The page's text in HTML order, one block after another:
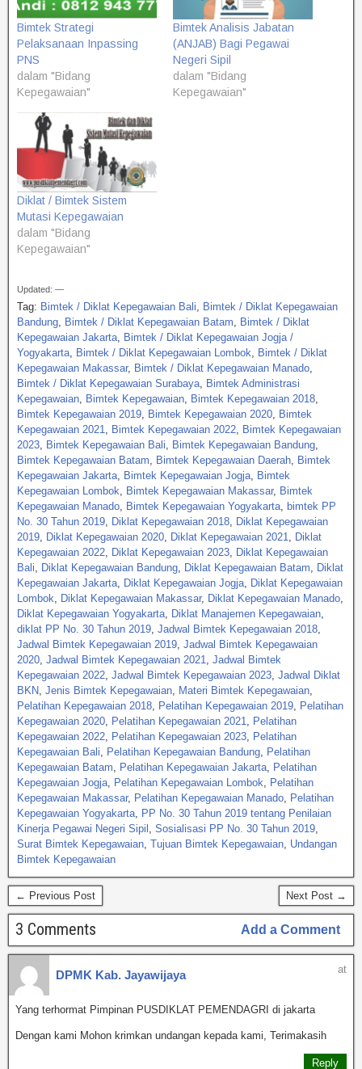
Bimtek Strategi
Pelaksanaan Inpassing
PNS
dalam "Bidang
Kepegawaian"
Bimtek Analisis Jabatan
(ANJAB) Bagi Pegawai
Negeri Sipil
dalam "Bidang
Kepegawaian"
Diklat / Bimtek Sistem
Mutasi Kepegawaian
dalam "Bidang
Kepegawaian"
Updated: —
Tag: Bimtek / Diklat Kepegawaian Bali, Bimtek / Diklat Kepegawaian
Bandung, Bimtek / Diklat Kepegawaian Batam, Bimtek / Diklat
Kepegawaian Jakarta, Bimtek / Diklat Kepegawaian Jogja /
Yogyakarta, Bimtek / Diklat Kepegawaian Lombok, Bimtek / Diklat
Kepegawaian Makassar, Bimtek / Diklat Kepegawaian Manado,
Bimtek / Diklat Kepegawaian Surabaya, Bimtek Administrasi
Kepegawaian, Bimtek Kepegawaian, Bimtek Kepegawaian 2018,
Bimtek Kepegawaian 2019, Bimtek Kepegawaian 2020, Bimtek
Kepegawaian 2021, Bimtek Kepegawaian 2022, Bimtek Kepegawaian
2023, Bimtek Kepegawaian Bali, Bimtek Kepegawaian Bandung,
Bimtek Kepegawaian Batam, Bimtek Kepegawaian Daerah, Bimtek
Kepegawaian Jakarta, Bimtek Kepegawaian Jogja, Bimtek
Kepegawaian Lombok, Bimtek Kepegawaian Makassar, Bimtek
Kepegawaian Manado, Bimtek Kepegawaian Yogyakarta, bimtek PP
No. 30 Tahun 2019, Diklat Kepegawaian 2018, Diklat Kepegawaian
2019, Diklat Kepegawaian 2020, Diklat Kepegawaian 2021, Diklat
Kepegawaian 2022, Diklat Kepegawaian 2023, Diklat Kepegawaian
Bali, Diklat Kepegawaian Bandung, Diklat Kepegawaian Batam, Diklat
Kepegawaian Jakarta, Diklat Kepegawaian Jogja, Diklat Kepegawaian
Lombok, Diklat Kepegawaian Makassar, Diklat Kepegawaian Manado,
Diklat Kepegawaian Yogyakarta, Diklat Manajemen Kepegawaian,
diklat PP No. 30 Tahun 2019, Jadwal Bimtek Kepegawaian 2018,
Jadwal Bimtek Kepegawaian 2019, Jadwal Bimtek Kepegawaian
2020, Jadwal Bimtek Kepegawaian 2021, Jadwal Bimtek
Kepegawaian 2022, Jadwal Bimtek Kepegawaian 2023, Jadwal Diklat
BKN, Jenis Bimtek Kepegawaian, Materi Bimtek Kepegawaian,
Pelatihan Kepegawaian 2018, Pelatihan Kepegawaian 2019, Pelatihan
Kepegawaian 2020, Pelatihan Kepegawaian 2021, Pelatihan
Kepegawaian 2022, Pelatihan Kepegawaian 2023, Pelatihan
Kepegawaian Bali, Pelatihan Kepegawaian Bandung, Pelatihan
Kepegawaian Batam, Pelatihan Kepegawaian Jakarta, Pelatihan
Kepegawaian Jogja, Pelatihan Kepegawaian Lombok, Pelatihan
Kepegawaian Makassar, Pelatihan Kepegawaian Manado, Pelatihan
Kepegawaian Yogyakarta, PP No. 30 Tahun 2019 tentang Penilaian
Kinerja Pegawai Negeri Sipil , Sosialisasi PP No. 30 Tahun 2019,
Surat Bimtek Kepegawaian, Tujuan Bimtek Kepegawaian, Undangan
Bimtek Kepegawaian
← Previous Post Next Post →
3 Comments Add a Comment
DPMK Kab. Jayawijaya at
Yang terhormat Pimpinan PUSDIKLAT PEMENDAGRI di jakarta
Dengan kami Mohon krimkan undangan kepada kami, Terimakasih
Reply